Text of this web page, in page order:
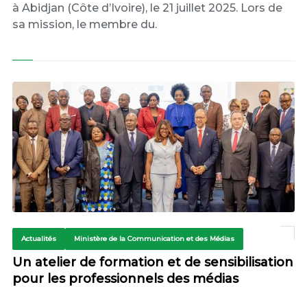
à Abidjan (Côte d’Ivoire), le 21 juillet 2025. Lors de
sa mission, le membre du.
Actualités Ministère de la Communication et des Médias
Un atelier de formation et de sensibilisation
pour les professionnels des médias